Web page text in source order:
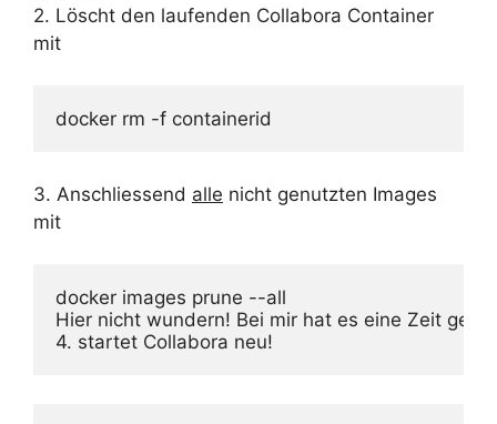
2. Löscht den laufenden Collabora Container
mit
docker rm -f containerid
3. Anschliessend alle nicht genutzten Images
mit
docker images prune --all
Hier nicht wundern! Bei mir hat es eine Zeit